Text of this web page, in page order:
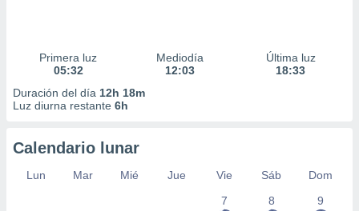
Primera luz
05:32
Mediodía
12:03
Última luz
18:33
Duración del día 12h 18m
Luz diurna restante 6h
Calendario lunar
Lun Mar Mié Jue Vie Sáb
Dom
7
8 9